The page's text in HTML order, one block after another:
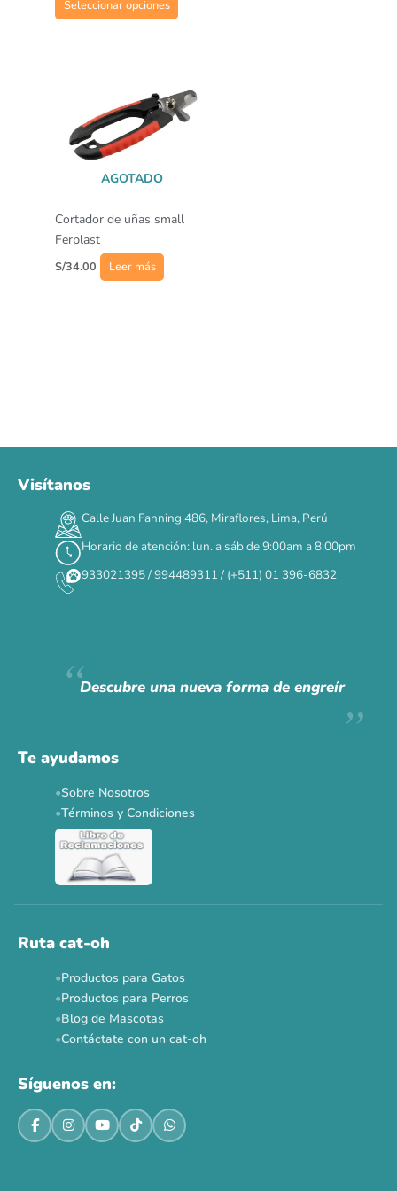
Seleccionar opciones
página
AGOTADO
Cortador de uñas small
Ferplast
S/34.00 Leer más
DÍAS HORAS MIN SEG
✕
Siempre fuimosraros.
Ver todas las promos 🐾
Visítanos
Calle Juan Fanning 486, Miraflores, Lima, Perú
Horario de atención: lun. a sáb de 9:00am a 8:00pm
933021395 / 994489311 / (+511) 01 396-6832
Descubre una nueva forma de engreír
Te ayudamos
Sobre Nosotros
Términos y Condiciones
Ruta cat-oh
Productos para Gatos
Productos para Perros
Blog de Mascotas
Contáctate con un cat-oh
Síguenos en: